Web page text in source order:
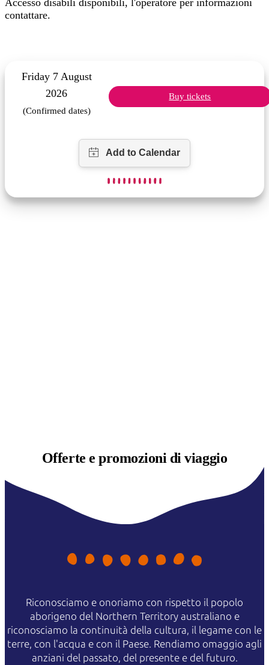
Accesso disabili disponibili, l'operatore per informazioni
contattare.
Friday 7 August
2026
(Confirmed dates)
Buy tickets
Offerte epromozioni di viaggio
Riconosciamo e onoriamo con rispetto il popolo
aborigeno del Northern Territory australiano e
riconosciamo la continuità della cultura, il legame con le
terre, con l'acqua e con il Paese. Rendiamo omaggio agli
anziani del passato, del presente e del futuro.